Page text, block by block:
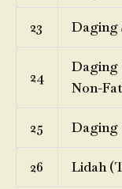
23 Daging
24
Daging
Non-
25 Daging
26 Lidah